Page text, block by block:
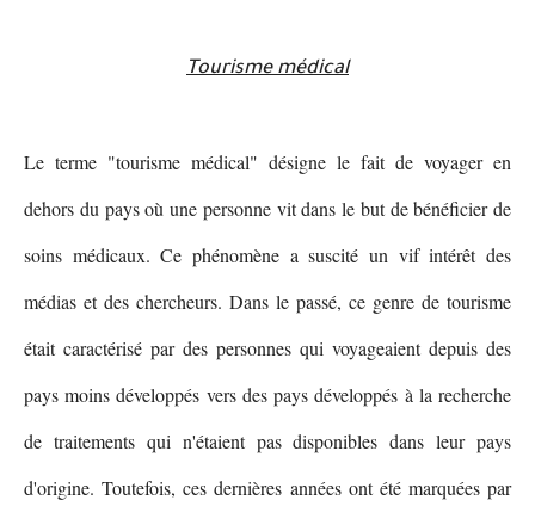
Tourisme médical
Le terme "tourisme médical" désigne le fait de voyager en
dehors du pays où une personne vit dans le but de bénéficier de
soins médicaux. Ce phénomène a suscité un vif intérêt des
médias et des chercheurs. Dans le passé, ce genre de tourisme
était caractérisé par des personnes qui voyageaient depuis des
pays moins développés vers des pays développés à la recherche
de traitements qui n'étaient pas disponibles dans leur pays
d'origine. Toutefois, ces dernières années ont été marquées par